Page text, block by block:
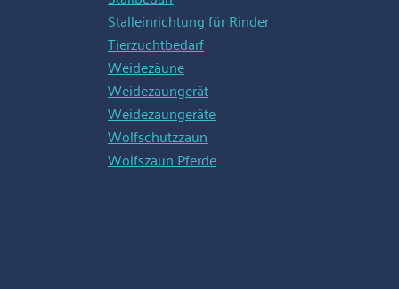
Stalleinrichtung für Rinder
Tierzuchtbedarf
Weidezäune
Weidezaungerät
Weidezaungeräte
Wolfschutzzaun
Wolfszaun Pferde